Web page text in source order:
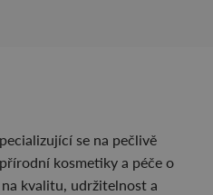
se na pečlivě
kosmetiky a péče o
kvalitu, udržitelnost a